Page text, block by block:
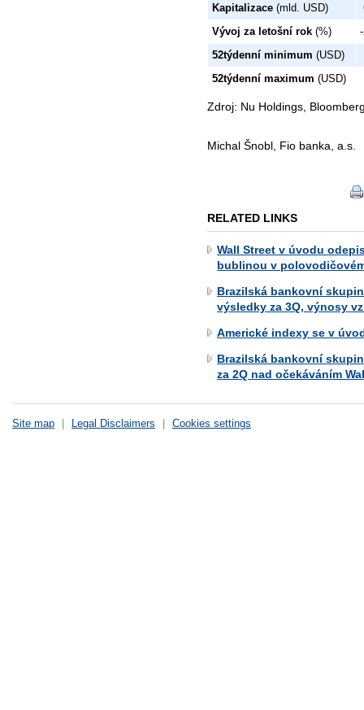
Kapitalizace (mld. USD)
Vývoj za letošní rok (%)
52týdenní minimum (USD)
52týdenní maximum (USD)
Zdroj: Nu Holdings,
Michal Šnobl, Fio banka, a.s.
RELATED LINKS
Wall Street v úvodu
bublinou v
Brazilská bankovní
výsledky za 3Q, výnosy
Americké indexy se v
Brazilská bankovní
za 2Q nad očekáváním
Site map Legal Disclaimers Cookies settings